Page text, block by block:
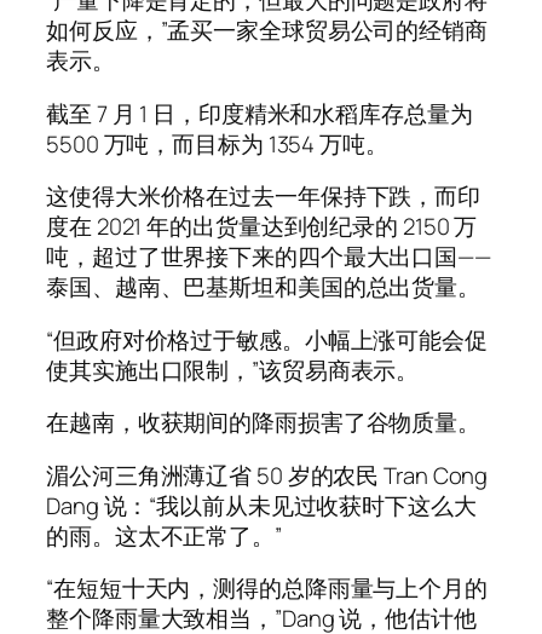
如何反应，”孟买一家全球贸易公司的经销商
表示。
截至 7 月 1 日，印度精米和水稻库存总量为
5500 万吨，而目标为 1354 万吨。
这使得大米价格在过去一年保持下跌，而印
度在 2021 年的出货量达到创纪录的 2150 万
吨，超过了世界接下来的四个最大出口国——
泰国、越南、巴基斯坦和美国的总出货量。
“但政府对价格过于敏感。小幅上涨可能会促
使其实施出口限制，”该贸易商表示。
在越南，收获期间的降雨损害了谷物质量。
湄公河三角洲薄辽省 50 岁的农民 Tran Cong
Dang 说：“我以前从未见过收获时下这么大
的雨。这太不正常了。”
“在短短十天内，测得的总降雨量与上个月的
整个降雨量大致相当，”Dang 说，他估计他